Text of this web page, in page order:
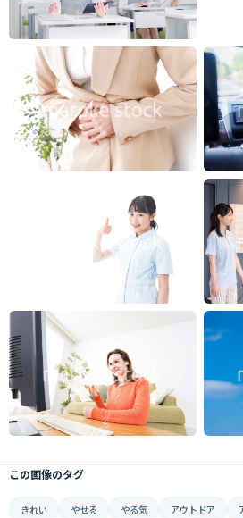
この画像のタグ
きれい やせる やる気 アウトドア